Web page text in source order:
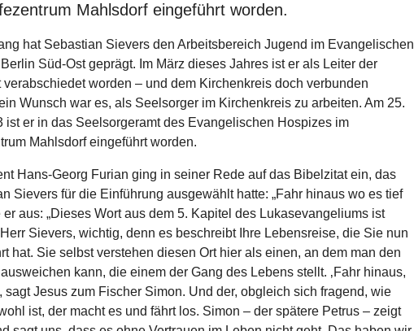
Mahlsdorf eingeführt worden.
hat Sebastian Sievers den Arbeitsbereich Jugend im Evangelischen
Süd-Ost geprägt. Im März dieses Jahres ist er als Leiter der
worden – und dem Kirchenkreis doch verbunden
Wunsch war es, als Seelsorger im Kirchenkreis zu arbeiten. Am 25.
ist er in das Seelsorgeramt des Evangelischen Hospizes im
Mahlsdorf eingeführt worden.
Hans-Georg Furian ging in seiner Rede auf das Bibelzitat ein, das
Sievers für die Einführung ausgewählt hatte: „Fahr hinaus wo es tief
er aus: „Dieses Wort aus dem 5. Kapitel des Lukasevangeliums ist
Herr Sievers, wichtig, denn es beschreibt Ihre Lebensreise, die Sie nun
hat. Sie selbst verstehen diesen Ort hier als einen, an dem man den
kann, die einem der Gang des Lebens stellt. ‚Fahr hinaus,
sagt Jesus zum Fischer Simon. Und der, obgleich sich fragend, wie
ist, der macht es und fährt los. Simon – der spätere Petrus – zeigt